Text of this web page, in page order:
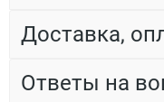
Доставка,
Ответы на